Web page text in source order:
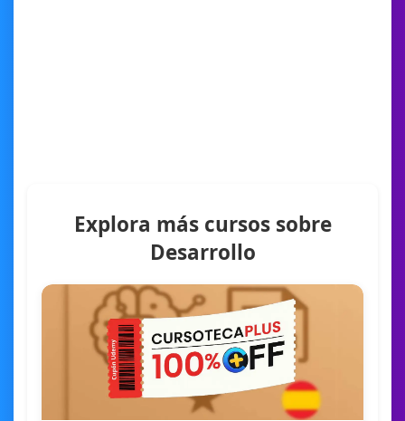
Explora más cursos sobre
Desarrollo